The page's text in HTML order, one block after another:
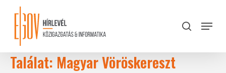
content
search
Menu
Találat: Magyar Vöröskereszt
Close